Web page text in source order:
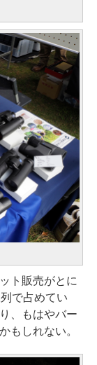
ト販売がとに
で占めてい
、もはやバー
もしれない。